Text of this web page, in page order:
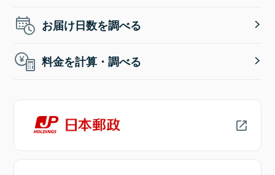
お届け日数を調べる
料金を計算・調べる